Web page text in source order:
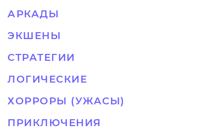
АРКАДЫ
ЭКШЕНЫ
СТРАТЕГИИ
ЛОГИЧЕСКИЕ
ХОРРОРЫ (УЖАСЫ)
ПРИКЛЮЧЕНИЯ